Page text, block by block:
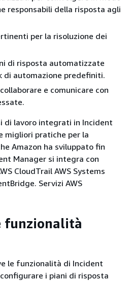
responsabili della risposta agli
per la risoluzione dei
di risposta automatizzate
di automazione predefiniti.
e comunicare con
di lavoro integrati in Incident
migliori pratiche per la
Amazon ha sviluppato fin
Manager si integra con
CloudTrail AWS Systems
Servizi AWS
funzionalità
le funzionalità di Incident
i piani di risposta